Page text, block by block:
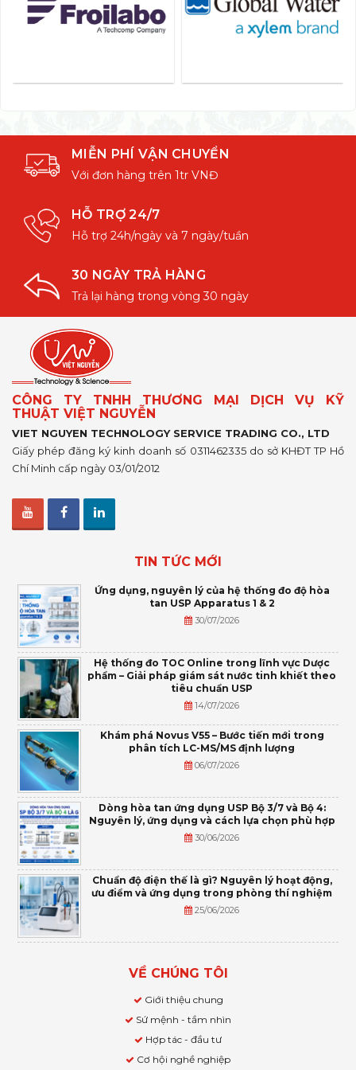
MIỄN PHÍ VẬN CHUYỂN
Với đơn hàng trên 1tr VNĐ
HỖ TRỢ 24/7
Hỗ trợ 24h/ngày và 7 ngày/tuần
30 NGÀY TRẢ HÀNG
Trả lại hàng trong vòng 30 ngày
CÔNG TY TNHH THƯƠNG MẠI DỊCH VỤ KỸ
THUẬT VIỆT NGUYỄN
VIET NGUYEN TECHNOLOGY SERVICE TRADING CO., LTD
Giấy phép đăng ký kinh doanh số 0311462335 do sở KHĐT TP Hồ
Chí Minh cấp ngày 03/01/2012
TIN TỨC MỚI
Ứng dụng, nguyên lý của hệ thống đo độ hòa
tan USP Apparatus 1 & 2
30/07/2026
Hệ thống đo TOC Online trong lĩnh vực Dược
phẩm – Giải pháp giám sát nước tinh khiết theo
tiêu chuẩn USP
14/07/2026
Khám phá Novus V55 – Bước tiến mới trong
phân tích LC-MS/MS định lượng
06/07/2026
Dòng hòa tan ứng dụng USP Bộ 3/7 và Bộ 4:
Nguyên lý, ứng dụng và cách lựa chọn phù hợp
30/06/2026
Chuẩn độ điện thế là gì? Nguyên lý hoạt động,
ưu điểm và ứng dụng trong phòng thí nghiệm
25/06/2026
VỀ CHÚNG TÔI
Giới thiệu chung
Sứ mệnh - tầm nhìn
Hợp tác - đầu tư
Cơ hội nghề nghiệp